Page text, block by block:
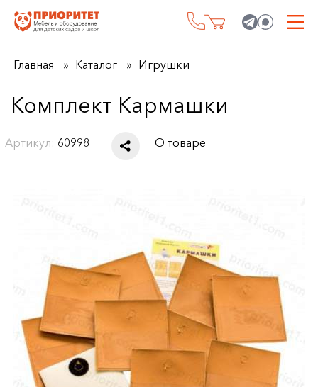
Главная Каталог Игрушки
Комплект Кармашки
Артикул: 60998 О товаре